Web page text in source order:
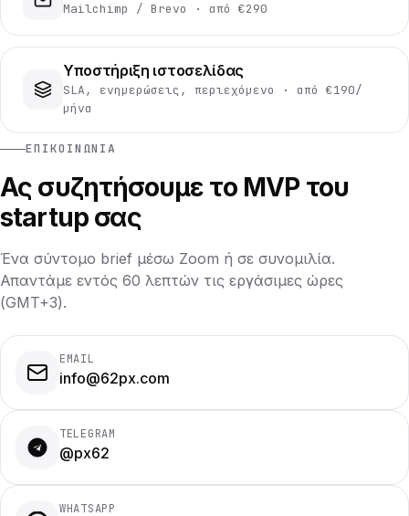
Mailchimp / Brevo · από €290
Υποστήριξη ιστοσελίδας
SLA, ενημερώσεις, περιεχόμενο · από €190/
μήνα
ΕΠΙΚΟΙΝΩΝΊΑ
Ας συζητήσουμε το MVP του
startup σας
Ένα σύντομο brief μέσω Zoom ή σε συνομιλία.
Απαντάμε εντός 60 λεπτών τις εργάσιμες ώρες
(GMT+3).
EMAIL
info@62px.com
TELEGRAM
@px62
WHATSAPP